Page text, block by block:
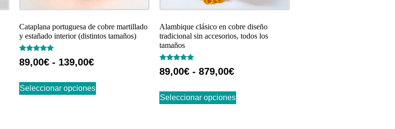
Cataplana portuguesa de cobre martillado
y estañado interior (distintos tamaños)
Valorado
con
89,00€ - 139,00€
Seleccionar opciones
Alambique clásico en cobre diseño
tradicional sin accesorios, todos los
tamaños
Valorado
con
89,00€ - 879,00€
Seleccionar opciones